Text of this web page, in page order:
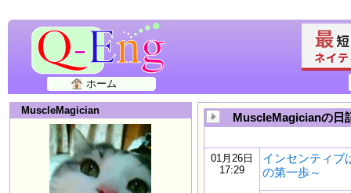
ホーム
MuscleMagician
MuscleMagicianの日
01月26日
17:29
インセンティ
の第一歩～